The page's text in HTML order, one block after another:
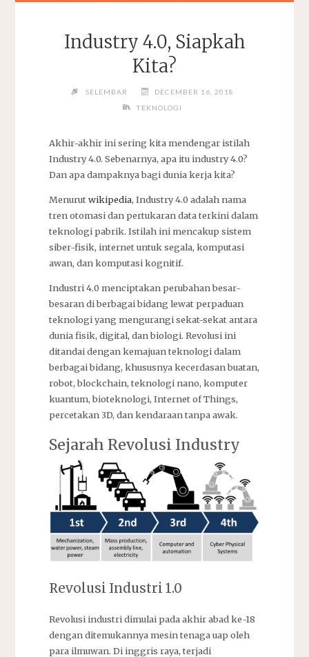
Industry 4.0, Siapkah
Kita?
SELEMBAR
DECEMBER 16, 2018
TEKNOLOGI
Akhir-akhir ini sering kita mendengar istilah
Industry 4.0. Sebenarnya, apa itu industry 4.0?
Dan apa dampaknya bagi dunia kerja kita?
Menurutwikipedia, Industry 4.0 adalah nama
tren otomasi dan pertukaran data terkini dalam
teknologi pabrik. Istilah ini mencakup sistem
siber-fisik, internet untuk segala, komputasi
awan, dan komputasi kognitif.
Industri 4.0 menciptakan perubahan besar-
besaran di berbagai bidang lewat perpaduan
teknologi yang mengurangi sekat-sekat antara
dunia fisik, digital, dan biologi. Revolusi ini
ditandai dengan kemajuan teknologi dalam
berbagai bidang, khususnya kecerdasan buatan,
robot, blockchain, teknologi nano, komputer
kuantum, bioteknologi, Internet of Things,
percetakan 3D, dan kendaraan tanpa awak.
Sejarah Revolusi Industry
Revolusi Industri 1.0
Revolusi industri dimulai pada akhir abad ke-18
dengan ditemukannya mesin tenaga uap oleh
para ilmuwan. Di inggris raya, terjadi